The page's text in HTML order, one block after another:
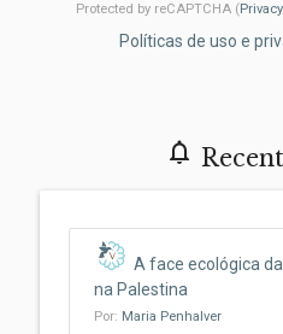
Protected by reCAPTCHA (
Políticas de uso e
notifications_none
A face ecológica
na Palestina
Por: Maria Penhalver